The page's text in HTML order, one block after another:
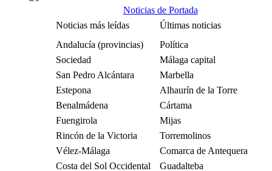
Noticias de Portada
Noticias más leídas
Últimas noticias
Andalucía (provincias)
Política
Sociedad
Málaga capital
San Pedro Alcántara
Marbella
Estepona
Alhaurín de la Torre
Benalmádena
Cártama
Fuengirola
Mijas
Rincón de la Victoria
Torremolinos
Vélez-Málaga
Comarca de Antequera
Costa del Sol Occidental
Guadalteba